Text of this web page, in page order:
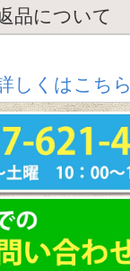
品について
しくはこちら